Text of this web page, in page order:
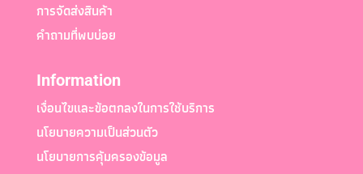
การจัดส่งสินค้า
คำถามที่พบบ่อย
Information
เงื่อนไขและข้อตกลงในการใช้บริการ
นโยบายความเป็นส่วนตัว
นโยบายการคุ้มครองข้อมูล